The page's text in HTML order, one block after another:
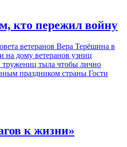
кто пережил войну
ветеранов Вера Терёшина в
на дому ветеранов узниц
тружениц тыла чтобы лично
праздником страны Гости
к жизни»